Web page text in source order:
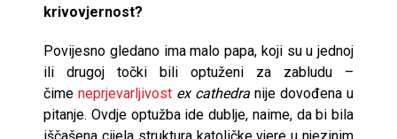
krivovjernost?
Povijesno gledano ima malo papa, koji su u jednoj
ili drugoj točki bili optuženi za zabludu –
čime neprjevarljivost ex cathedra nije dovođena u
pitanje. Ovdje optužba ide dublje, naime, da bi bila
iščašena cijela struktura katoličke vjere u njezinim